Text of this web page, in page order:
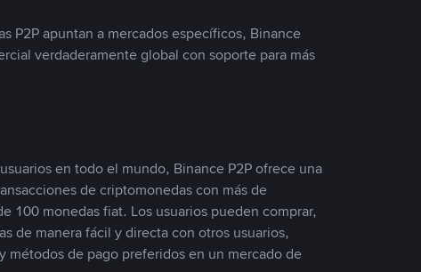
P2P apuntan a mercados específicos, Binance
verdaderamente global con soporte para más
en todo el mundo, Binance P2P ofrece una
de criptomonedas con más de
100 monedas fiat. Los usuarios pueden comprar,
de manera fácil y directa con otros usuarios,
métodos de pago preferidos en un mercado de